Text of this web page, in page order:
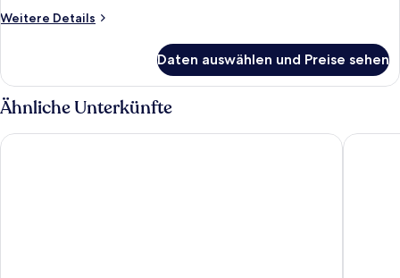
Weitere Details
Weitere
Zweibettzimmer,
Hügelblick
Daten auswählen und Preise sehen
Ähnliche Unterkünfte
Hotel Am Vitalpark Hotel &